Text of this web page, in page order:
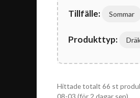
Tillfälle: Sommar
Produkttyp:
Hittade totalt 66 st
08-03 (för 2 dagar sen).